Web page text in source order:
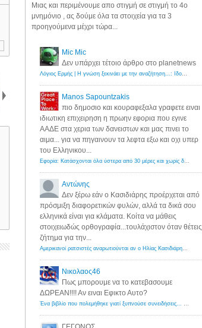
Μιας και περιμένουμε απο στιγμή σε στιγμή το 4ο
μνημόνιο , ας δούμε όλα τα στοιχεία για τα 3
προηγούμενα μέχρι τώρα...
Mic Mic
Δεν υπάρχει τέτοιο άρθρο στο planetnews
Λόγιος Ερμής | Η γνώση ξεκινάει με την αναζήτηση...: Ιδού οι 18 που χρωστούν 11 δις ευρώ!
Manos Sapountzakis
πιο δημοσιο και κουραφεξαλα γραφετε ειναι
ιδιωτικη επιχειρηση η πρωην εφορια που εγινε
ΑΑΔΕ στα χερια των δανειστων και μας πινει το
αιμα... για να πηγαινουν τα λεφτα εξω και οχι υπερ
του Ελληνικου...
Εφορία: Κατάσχονται όλα ύστερα από 30 μέρες και χωρίς δικαστικές αποφάσεις - Λόγιος Ερμής
Αντώνης
Δεν ξέρω εάν ο Κασιδιάρης προέρχεται από
πρόσμιξη διαφορετικών φυλών, αλλά τα δικά σου
ελληνικά είναι για κλάματα. Κοίτα να μάθεις
στοιχειωδώς ορθογραφία...τουλάχιστον όταν θέτεις
ζήτημα για την...
Αμερικανοί ρατσιστές αναρωτιούνται αν ο Ηλίας Κασιδιάρης ανήκει στη λευκή φυλή... - Λόγιος Ερμής
Νικολαος46
Πως μπορουμε να το κατεβασουμε
ΔΩΡΕΑΝ!!!! Αν ειναι Εφικτο Αυτο?
Ένα βιβλίο που πολεμήθηκε γιατί ξυπνούσε συνειδήσεις... - Λόγιος Ερμής | Η γνώση ξεκινάει με την αναζήτηση...